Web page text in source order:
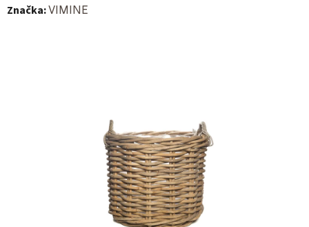
Značka:VIMINE